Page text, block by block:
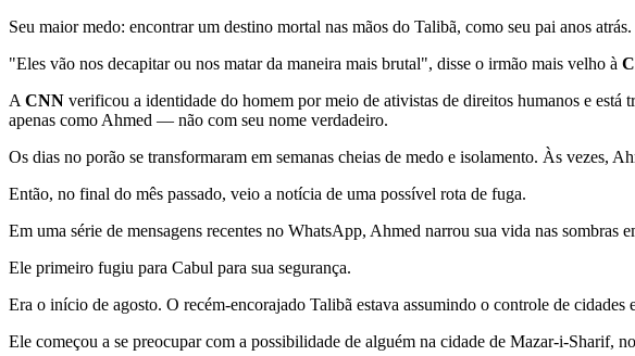
Seu maior medo: encontrar um destino mortal nas mãos do Talibã, como seu pai anos atrás.
"Eles vão nos decapitar ou nos matar da maneira mais brutal", disse o irmão mais velho à
A CNN verificou a identidade do homem por meio de ativistas de direitos humanos e está
apenas como Ahmed — não com seu nome verdadeiro.
Os dias no porão se transformaram em semanas cheias de medo e isolamento. Às vezes,
Então, no final do mês passado, veio a notícia de uma possível rota de fuga.
Em uma série de mensagens recentes no WhatsApp, Ahmed narrou sua vida nas
Ele primeiro fugiu para Cabul para sua segurança.
Era o início de agosto. O recém-encorajado Talibã estava assumindo o controle de
Ele começou a se preocupar com a possibilidade de alguém na cidade de Mazar-i-Sharif,